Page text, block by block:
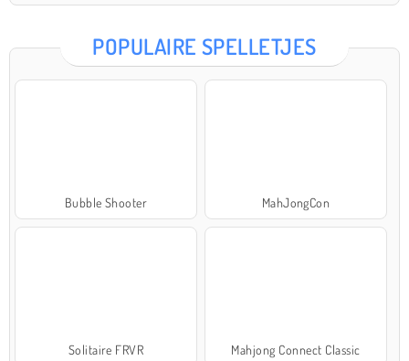
POPULAIRE SPELLETJES
Bubble Shooter MahJongCon
Solitaire FRVR Mahjong Connect Classic